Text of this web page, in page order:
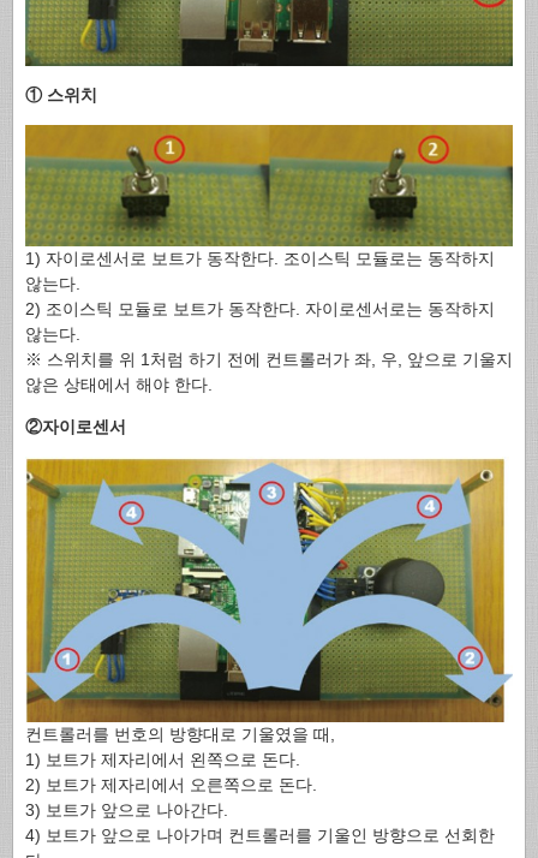
① 스위치
1) 자이로센서로 보트가 동작한다. 조이스틱 모듈로는 동작하지
않는다.
2) 조이스틱 모듈로 보트가 동작한다. 자이로센서로는 동작하지
않는다.
※ 스위치를 위 1처럼 하기 전에 컨트롤러가 좌, 우, 앞으로 기울지
않은 상태에서 해야 한다.
②자이로센서
컨트롤러를 번호의 방향대로 기울였을 때,
1) 보트가 제자리에서 왼쪽으로 돈다.
2) 보트가 제자리에서 오른쪽으로 돈다.
3) 보트가 앞으로 나아간다.
4) 보트가 앞으로 나아가며 컨트롤러를 기울인 방향으로 선회한